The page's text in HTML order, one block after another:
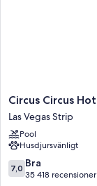
Om rummen
Samtliga 2427 rum
som sängtillbehör
ytterligare
får de rena och
Circus
Circus
Hotel,
Casino
&
Theme
Park
Circus Circus
Las Vegas Strip
Pool
Husdjursvänligt
7.0
av
7,0 Bra
35 418 recensioner